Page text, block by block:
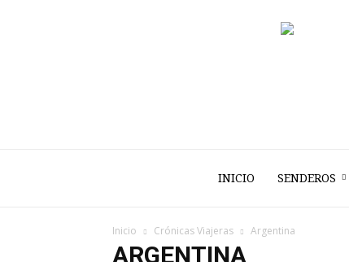
INICIO SENDEROS
Inicio Crónicas Viajeras Argentina
ARGENTINA